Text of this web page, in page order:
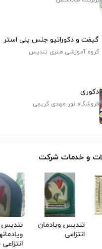
و خدمات شرکت
تندیس ویادمان
انتزاعی
تندیس
گیفت و دکوراتیو جنس پلی استر
گروه آموزشی هنری تندیس
دکوری
فروشگاه نور مهدی کریمی